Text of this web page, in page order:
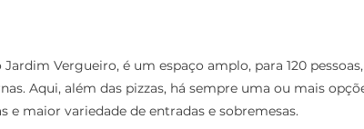
Jardim Vergueiro, é um espaço amplo, para 120 pessoas,
Aqui, além das pizzas, há sempre uma ou mais
e maior variedade de entradas e sobremesas.